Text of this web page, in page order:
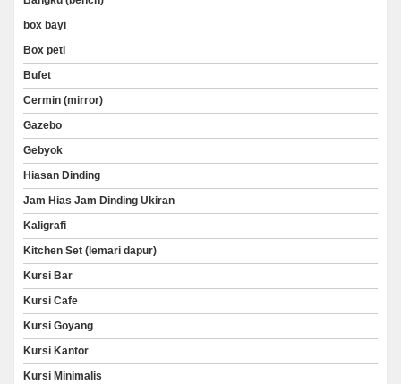
box bayi
Box peti
Bufet
Cermin (mirror)
Gazebo
Gebyok
Hiasan Dinding
Jam Hias Jam Dinding Ukiran
Kaligrafi
Kitchen Set (lemari dapur)
Kursi Bar
Kursi Cafe
Kursi Goyang
Kursi Kantor
Kursi Minimalis